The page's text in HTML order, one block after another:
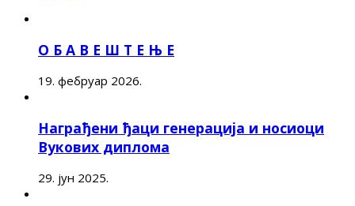
О Б А В Е Ш Т Е Њ Е
19. фебруар 2026.
Награђени ђаци генерација и носиоци
Вукових диплома
29. јун 2025.